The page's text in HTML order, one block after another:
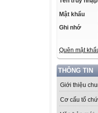
Mật khẩu
Ghi nhớ
Quên mật
THÔNG TIN
Giới thiệu
Cơ cấu tổ